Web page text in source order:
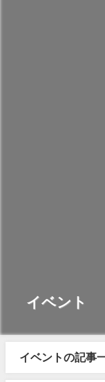
イベント
イベントの記事